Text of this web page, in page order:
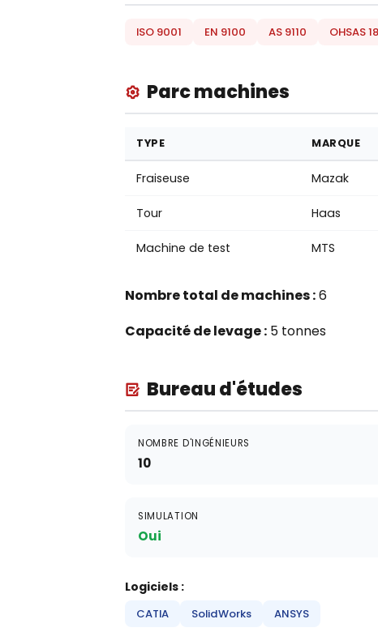
ISO 9001 EN 9100 AS 9110 OHSAS
Parc machines
TYPE MARQUE
Fraiseuse Mazak
Tour Haas
Machine de test MTS
Nombre total de machines :6
Capacité de levage : 5 tonnes
Bureau d'études
NOMBRE D'INGÉNIEURS
10
SIMULATION
Oui
Logiciels :
CATIA SolidWorks ANSYS